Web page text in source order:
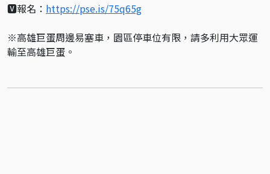
🆅報名： https://pse.is/75q65g
※高雄巨蛋周邊易塞車，園區停車位有限，請多利用大眾運
輸至高雄巨蛋。